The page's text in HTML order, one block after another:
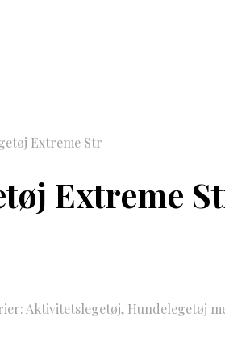
Extreme Str
Extreme
Aktivitetslegetøj, Hundelegetøj